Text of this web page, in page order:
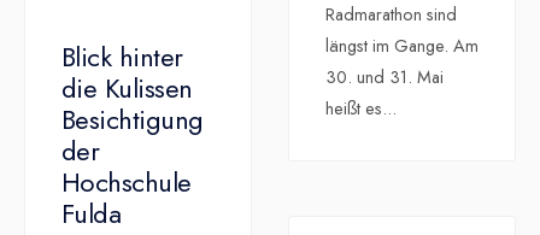
Radmarathon sind
längst im Gange. Am
30. und 31. Mai
heißt es...
Blick hinter
die Kulissen
Besichtigung
der
Hochschule
Fulda